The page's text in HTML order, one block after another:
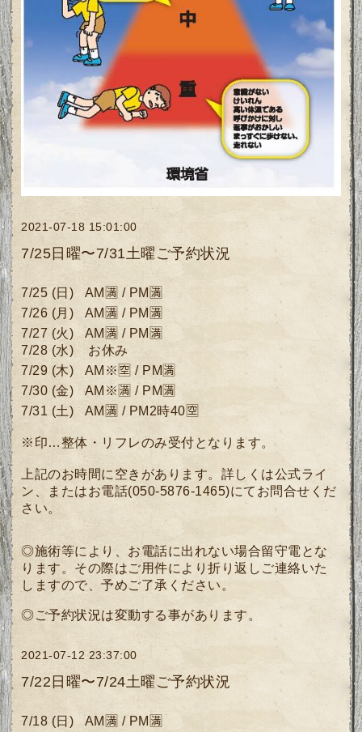
2021-07-18 15:01:00
7/25日曜〜7/31土曜ご予約状況
7/25 (日) AM🈵 / PM🈵
7/26 (月 ) AM🈵 /PM🈵
7/27 (火) AM🈵 / PM🈵
7/28 (水)
お休み
7/29 (木)
AM※🈳 / P M🈵
7/30 (金)AM※🈵 / P M🈵
7/31 (土) AM🈵 / PM2時40🈳
※印…整体・リフレのみ受付となります。
上記のお時間に空きがあります。詳しくは公式ライ
ン、またはお電話(050-5876-1465)にてお問合せくだ
さい。
◎施術等により、お電話に出れない場合留守電とな
ります。その際はご用件により折り返しご連絡いた
しますので、予めご了承ください。
◎ご予約状況は変動する事があります。
2021-07-12 23:37:00
7/22日曜〜7/24土曜ご予約状況
7/18 (日) AM🈵 / PM🈵